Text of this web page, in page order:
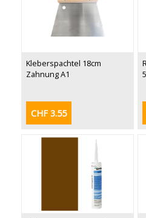
Kleberspachtel 18cm
Zahnung A1
CHF 3.55